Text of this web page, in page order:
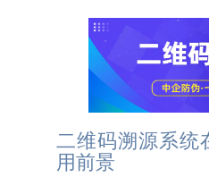
二维码溯源系统
用前景